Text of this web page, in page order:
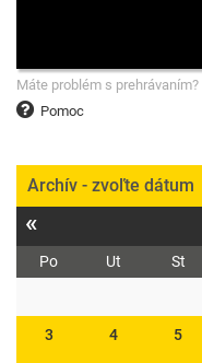
Pomoc
Máte problém s prehrávaním?
Archív - zvoľte dátum
«
Po Ut St
3 4 5